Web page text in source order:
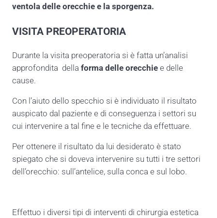
ventola delle orecchie e la sporgenza.
VISITA PREOPERATORIA
Durante la visita preoperatoria si è fatta un’analisi
approfondita della forma delle orecchie e delle
cause.
Con l’aiuto dello specchio si è individuato il risultato
auspicato dal paziente e di conseguenza i settori su
cui intervenire a tal fine e le tecniche da effettuare.
Per ottenere il risultato da lui desiderato è stato
spiegato che si doveva intervenire su tutti i tre settori
dell’orecchio: sull’antelice, sulla conca e sul lobo.
Effettuo i diversi tipi di interventi di chirurgia estetica